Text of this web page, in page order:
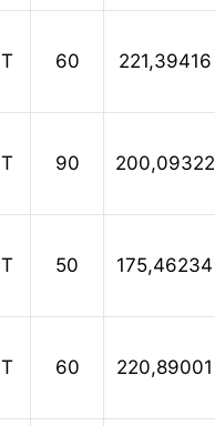
60 221,39416
90 200,09322
50 175,46234
60 220,89001